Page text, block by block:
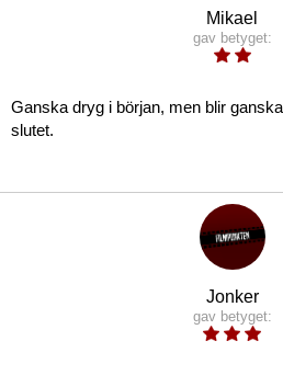
Mikael
gav betyget:
Ganska dryg i början, men blir
slutet.
Jonker
gav betyget: